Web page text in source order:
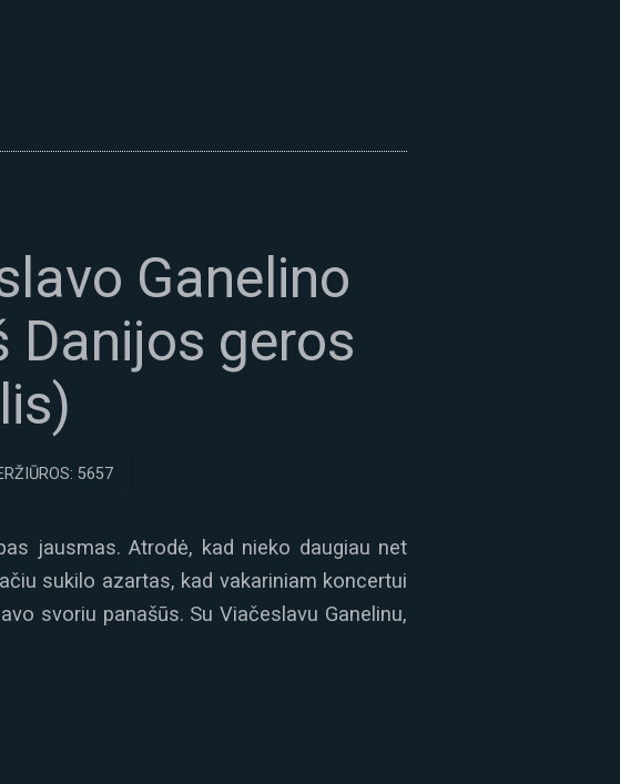
Ganelino
geros
5657
jausmas. Atrodė, kad nieko daugiau net
sukilo azartas, kad vakariniam koncertui
svoriu panašūs. Su Viačeslavu Ganelinu,